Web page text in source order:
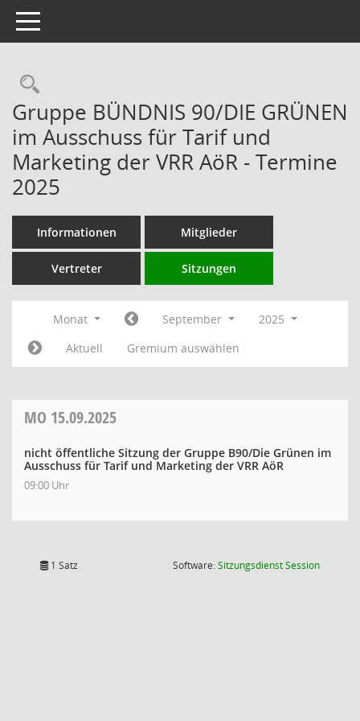
Toggle navigation
Rechercheauswahl
Gruppe BÜNDNIS 90/DIE GRÜNEN
im Ausschuss für Tarif und
Marketing der VRR AöR - Termine
2025
Informationen Mitglieder
Vertreter Sitzungen
Monat September
2025
Aktuell
Gremium auswählen
MO 15.09.2025
nicht öffentliche Sitzung der Gruppe B90/Die Grünen im
Ausschuss für Tarif und Marketing der VRR AöR
09:00 Uhr
1 Satz Software:SitzungsdienstSession(Wird in